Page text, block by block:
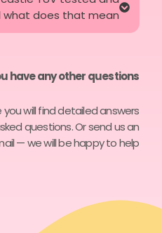
does that mean?
have any other questions?
you will find detailed answers
questions. Or send us an
— we will be happy to help.